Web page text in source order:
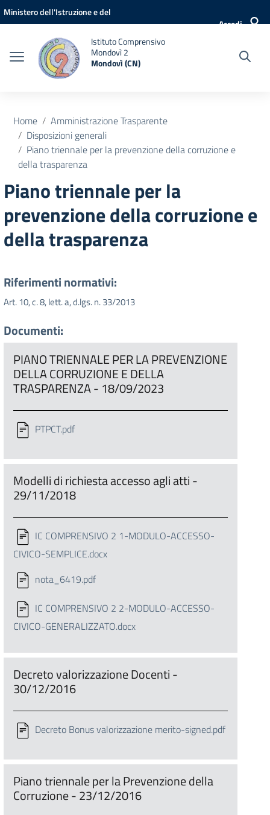
Vai ai contenuti
Vai al menu di navigazione
Vai al footer
Ministero dell'Istruzione e del
Accedi
Istituto Comprensivo
Mondovì 2
Mondovì (CN)
Home
Amministrazione Trasparente
Disposizioni generali
Piano triennale per la prevenzione della corruzione e
della trasparenza
Piano triennale per la
prevenzione della corruzione e
della trasparenza
Riferimenti normativi:
Art. 10, c. 8, lett. a, d.lgs. n. 33/2013
Documenti:
PIANO TRIENNALE PER LA PREVENZIONE
DELLA CORRUZIONE E DELLA
TRASPARENZA - 18/09/2023
PTPCT.pdf
Modelli di richiesta accesso agli atti -
29/11/2018
IC COMPRENSIVO 2 1-MODULO-ACCESSO-
CIVICO-SEMPLICE.docx
nota_6419.pdf
IC COMPRENSIVO 2 2-MODULO-ACCESSO-
CIVICO-GENERALIZZATO.docx
Decreto valorizzazione Docenti -
30/12/2016
Decreto Bonus valorizzazione merito-signed.pdf
Piano triennale per la Prevenzione della
Corruzione - 23/12/2016